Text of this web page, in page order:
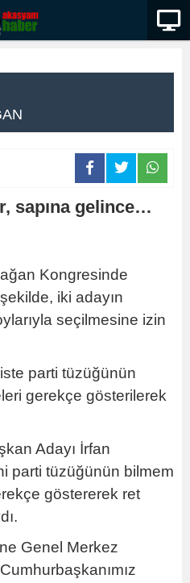
sapına gelince…
Kongresinde
iki adayın
seçilmesine izin
parti tüzüğünün
gerekçe gösterilerek
Adayı İrfan
parti tüzüğünün bilmem
göstererek ret
Genel Merkez